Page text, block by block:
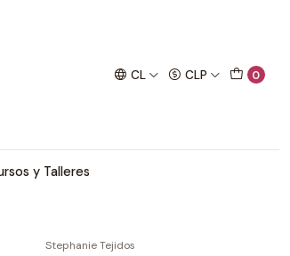
CL CLP 0
y Talleres
Stephanie Tejidos